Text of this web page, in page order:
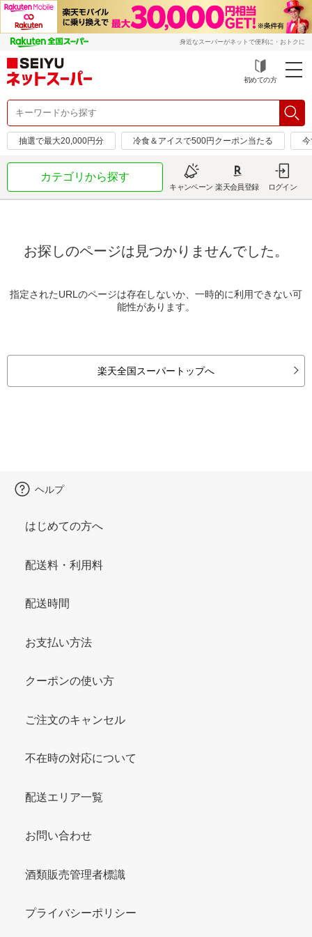
身近なスーパーがネットで便利に・おトクに
初めての方
抽選で最大20,000円分 冷食＆アイスで500円クーポン当たる
カテゴリから探す
キャンペーン 楽天会員登録 ログイン
お探しのページは見つかりませんでした。
指定されたURLのページは存在しないか、一時的に利用できない可
能性があります。
楽天全国スーパートップへ
ヘルプ
はじめての方へ
配送料・利用料
配送時間
お支払い方法
クーポンの使い方
ご注文のキャンセル
不在時の対応について
配送エリア一覧
お問い合わせ
酒類販売管理者標識
プライバシーポリシー